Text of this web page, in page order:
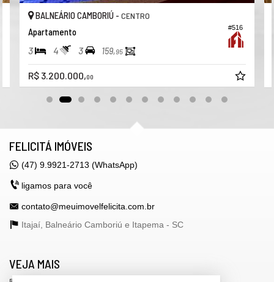
#516
BALNEÁRIO CAMBORIÚ - CENTRO
Apartamento
3 4 3 159,95
R$ 3.200.000,00
FELICITÁ IMÓVEIS
(47) 9.9921-2713 (WhatsApp)
ligamos para você
contato@meuimovelfelicita.com.br
Itajaí, Balneário Camboriú e Itapema - SC
VEJA MAIS